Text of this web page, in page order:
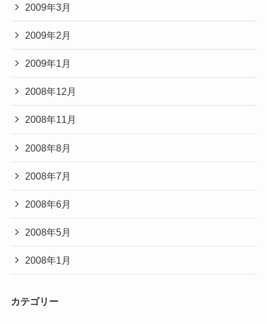
2009年3月
2009年2月
2009年1月
2008年12月
2008年11月
2008年8月
2008年7月
2008年6月
2008年5月
2008年1月
カテゴリー